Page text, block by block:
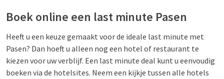
Boek online een last minute Pasen
Heeft u een keuze gemaakt voor de ideale last minute met
Pasen? Dan hoeft u alleen nog een hotel of restaurant te
kiezen voor uw verblijf. Een last minute deal kunt u eenvoudig
boeken via de hotelsites. Neem een kijkje tussen alle hotels